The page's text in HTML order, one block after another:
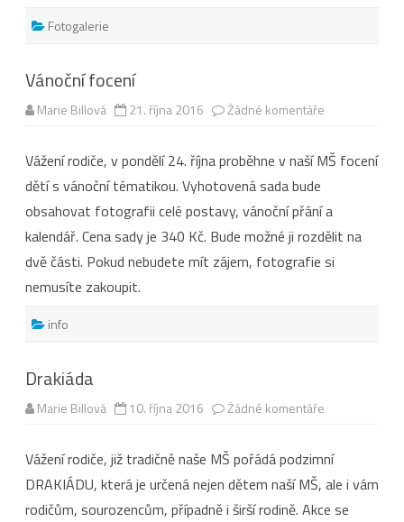
Fotogalerie
Vánoční focení
Marie Billová 21. října 2016 Žádné komentáře
Vánoční
focení
Vážení rodiče, v pondělí 24. října proběhne v naší MŠ focení
dětí s vánoční tématikou. Vyhotovená sada bude
obsahovat fotografii celé postavy, vánoční přání a
kalendář. Cena sady je 340 Kč. Bude možné ji rozdělit na
dvě části. Pokud nebudete mít zájem, fotografie si
nemusíte zakoupit.
info
Drakiáda
Marie Billová 10. října 2016 Žádné komentáře
Drakiáda
Vážení rodiče, již tradičně naše MŠ pořádá podzimní
DRAKIÁDU, která je určená nejen dětem naší MŠ, ale i vám
rodičům, sourozencům, případně i širší rodině. Akce se